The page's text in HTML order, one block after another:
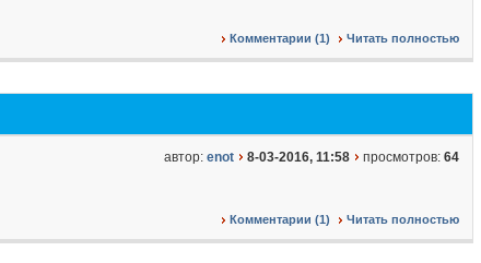
Комментарии (1) Читать полностью
автор: enot 8-03-2016, 11:58 просмотров: 64
Комментарии (1) Читать полностью